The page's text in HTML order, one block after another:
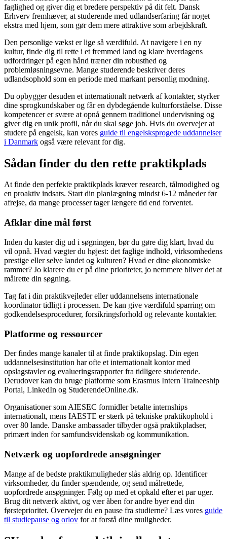
faglighed og giver dig et bredere perspektiv på dit felt. Dansk
Erhverv fremhæver, at studerende med udlandserfaring får noget
ekstra med hjem, som gør dem mere attraktive som arbejdskraft.
Den personlige vækst er lige så værdifuld. At navigere i en ny
kultur, finde dig til rette i et fremmed land og klare hverdagens
udfordringer på egen hånd træner din robusthed og
problemløsningsevne. Mange studerende beskriver deres
udlandsophold som en periode med markant personlig modning.
Du opbygger desuden et internationalt netværk af kontakter, styrker
dine sprogkundskaber og får en dybdegående kulturforståelse. Disse
kompetencer er svære at opnå gennem traditionel undervisning og
giver dig en unik profil, når du skal søge job. Hvis du overvejer at
studere på engelsk, kan vores guide til engelsksprogede uddannelser
i Danmark også være relevant for dig.
Sådan finder du den rette praktikplads
At finde den perfekte praktikplads kræver research, tålmodighed og
en proaktiv indsats. Start din planlægning mindst 6-12 måneder før
afrejse, da mange processer tager længere tid end forventet.
Afklar dine mål først
Inden du kaster dig ud i søgningen, bør du gøre dig klart, hvad du
vil opnå. Hvad vægter du højest: det faglige indhold, virksomhedens
prestige eller selve landet og kulturen? Hvad er dine økonomiske
rammer? Jo klarere du er på dine prioriteter, jo nemmere bliver det at
målrette din søgning.
Tag fat i din praktikvejleder eller uddannelsens internationale
koordinator tidligt i processen. De kan give værdifuld sparring om
godkendelsesprocedurer, forsikringsforhold og relevante kontakter.
Platforme og ressourcer
Der findes mange kanaler til at finde praktikopslag. Din egen
uddannelsesinstitution har ofte et internationalt kontor med
opslagstavler og evalueringsrapporter fra tidligere studerende.
Derudover kan du bruge platforme som Erasmus Intern Traineeship
Portal, LinkedIn og StuderendeOnline.dk.
Organisationer som AIESEC formidler betalte internships
internationalt, mens IAESTE er stærk på tekniske praktikophold i
over 80 lande. Danske ambassader tilbyder også praktikpladser,
primært inden for samfundsvidenskab og kommunikation.
Netværk og uopfordrede ansøgninger
Mange af de bedste praktikmuligheder slås aldrig op. Identificer
virksomheder, du finder spændende, og send målrettede,
uopfordrede ansøgninger. Følg op med et opkald efter et par uger.
Brug dit netværk aktivt, og vær åben for andre byer end din
førsteprioritet. Overvejer du en pause fra studierne? Læs vores guide
til studiepause og orlov for at forstå dine muligheder.